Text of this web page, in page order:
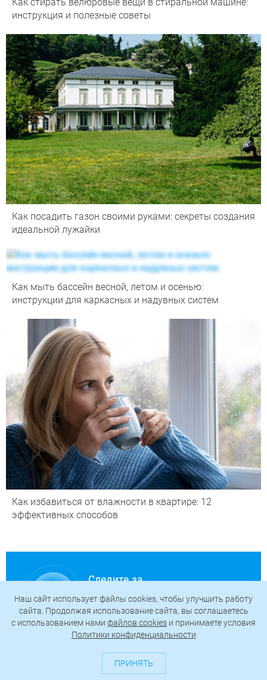
инструкция и полезные советы
Как посадить газон своими руками: секреты создания
идеальной лужайки
Как мыть бассейн весной, летом и осенью:
инструкции для каркасных и надувных систем
Как избавиться от влажности в квартире: 12
эффективных способов
Следите за
нами в
соцсетях
Наш сайт использует файлы cookies, чтобы улучшить работу
сайта. Продолжая использование сайта, вы соглашаетесь
c использованием нами файлов cookies и принимаете условия
Политики конфиденциальности
ПРИНЯТЬ